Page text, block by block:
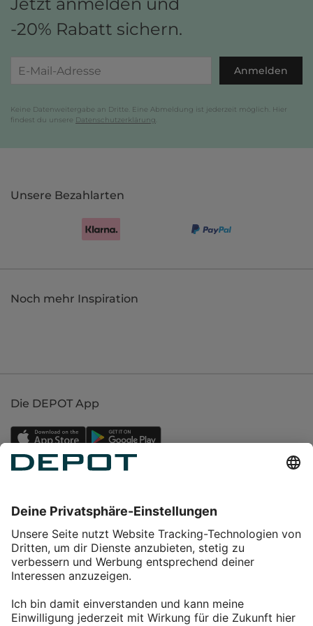
-20% Rabatt sichern.
Anmelden
Keine Datenweitergabe an Dritte. Eine Abmeldung ist jederzeit möglich. Hier
findest du unsere Datenschutzerklärung
Unsere Bezahlarten
Noch mehr Inspiration
Die DEPOT App
Service
Über DEPOT
Kontakt